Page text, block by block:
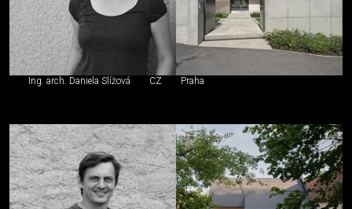
Ing. arch. Daniela Slížová CZ Praha